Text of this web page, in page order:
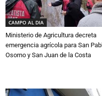
CAMPO AL DIA
Ministerio de Agricultura decreta
emergencia agrícola para San
Osorno y San Juan de la Costa